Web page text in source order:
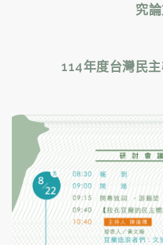
究
114年度台灣民